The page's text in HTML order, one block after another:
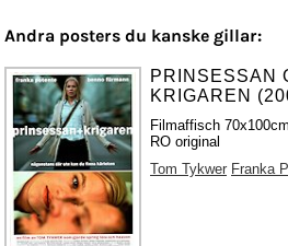
Andra posters du kanske gillar:
PRINSESSAN
KRIGAREN
Filmaffisch
RO original
Tom Tykwer Franka